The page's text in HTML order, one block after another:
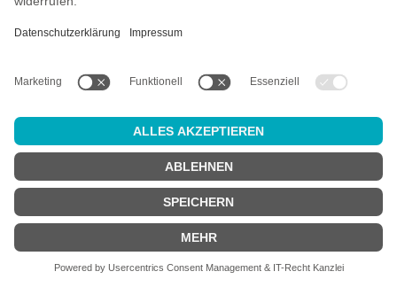
Alle Preise inkl. gesetzl. Mehrwertsteuer zzgl.Versandkosten
ggf. Nachnahmegebühren, wenn nicht anders angegeben.